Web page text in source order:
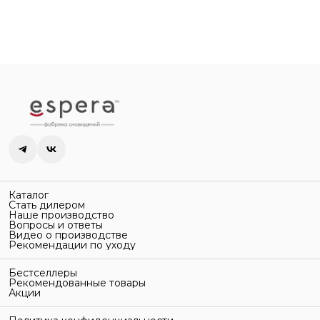
Каталог
Стать дилером
Наше производство
Вопросы и ответы
Видео о производстве
Рекомендации по уходу
Бестселлеры
Рекомендованные товары
Акции